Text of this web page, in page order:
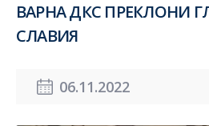
ВАРНА ДКС ПРЕКЛОНИ
СЛАВИЯ
06.11.2022